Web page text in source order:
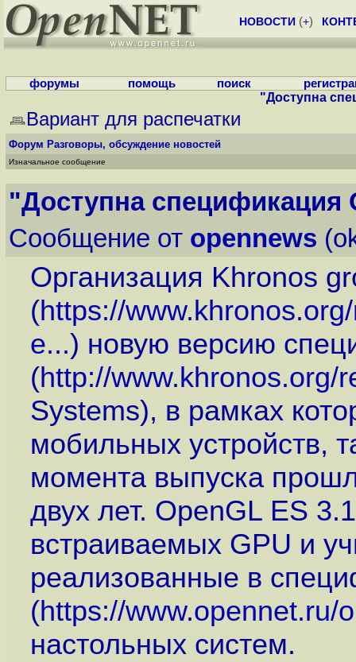
НОВОСТИ (+)
форумы помощь поиск
"Доступна
Вариант для распечатки
Форум Разговоры, обсуждение новостей
Изначальное сообщение
"Доступна спецификация
Сообщение от opennews
Организация Khronos
(https://
e...) новую версию
(http://www.khronos.org/
Systems), в рамках
мобильных устройств,
момента выпуска
двух лет. OpenGL ES
встраиваемых GPU и
реализованные в
(https://www.opennet.ru/
настольных систем.